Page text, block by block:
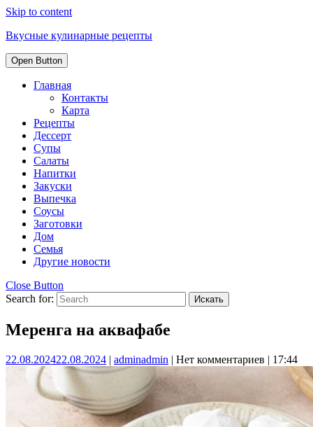
Skip to content
Вкусные кулинарные рецепты
Open Button
Главная
Контакты
Карта
Рецепты
Дессерт
Супы
Салаты
Напитки
Закуски
Выпечка
Соусы
Заготовки
Дом
Семья
Другие новости
Close Button
Search for:
Меренга на аквафабе
22.08.202422.08.2024 | adminadmin | Нет комментариев | 17:44